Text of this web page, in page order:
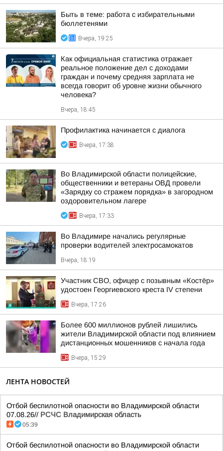
Быть в теме: работа с избирательными
бюллетенями
Вчера, 19:25
Как официальная статистика отражает
реальное положение дел с доходами
граждан и почему средняя зарплата не
всегда говорит об уровне жизни обычного
человека?
Вчера, 18:45
Профилактика начинается с диалога
Вчера, 17:38
Во Владимирской области полицейские,
общественники и ветераны ОВД провели
«Зарядку со стражем порядка» в загородном
оздоровительном лагере
Вчера, 17:33
Во Владимире начались регулярные
проверки водителей электросамокатов
Вчера, 18:19
Участник СВО, офицер с позывным «Костёр»
удостоен Георгиевского креста IV степени
Вчера, 17:26
Более 600 миллионов рублей лишились
жители Владимирской области под влиянием
дистанционных мошенников с начала года
Вчера, 15:29
ЛЕНТА НОВОСТЕЙ
Отбой беспилотной опасности во Владимирской области
07.08.26// РСЧС Владимирская область
05:39
Отбой беспилотной опасности во Владимирской области